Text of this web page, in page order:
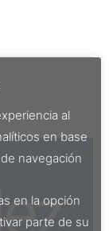
al
en base
navegación
en la opción
parte de su